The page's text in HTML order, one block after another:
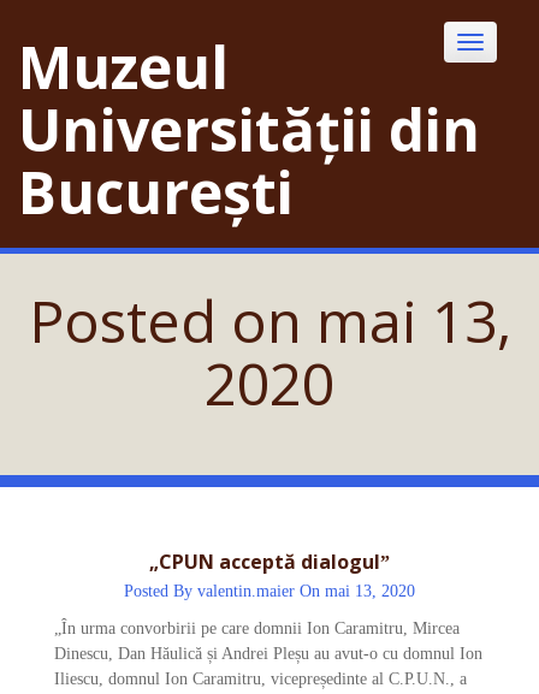
contentMuzeul
Universității din
București
Toggle
Posted on mai 13,
2020
„CPUN acceptă dialogulˮ
Posted By valentin.maier On mai 13, 2020
„În urma convorbirii pe care domnii Ion Caramitru, Mircea
Dinescu, Dan Hăulică și Andrei Pleșu au avut-o cu domnul Ion
Iliescu, domnul Ion Caramitru, vicepreședinte al C.P.U.N., a